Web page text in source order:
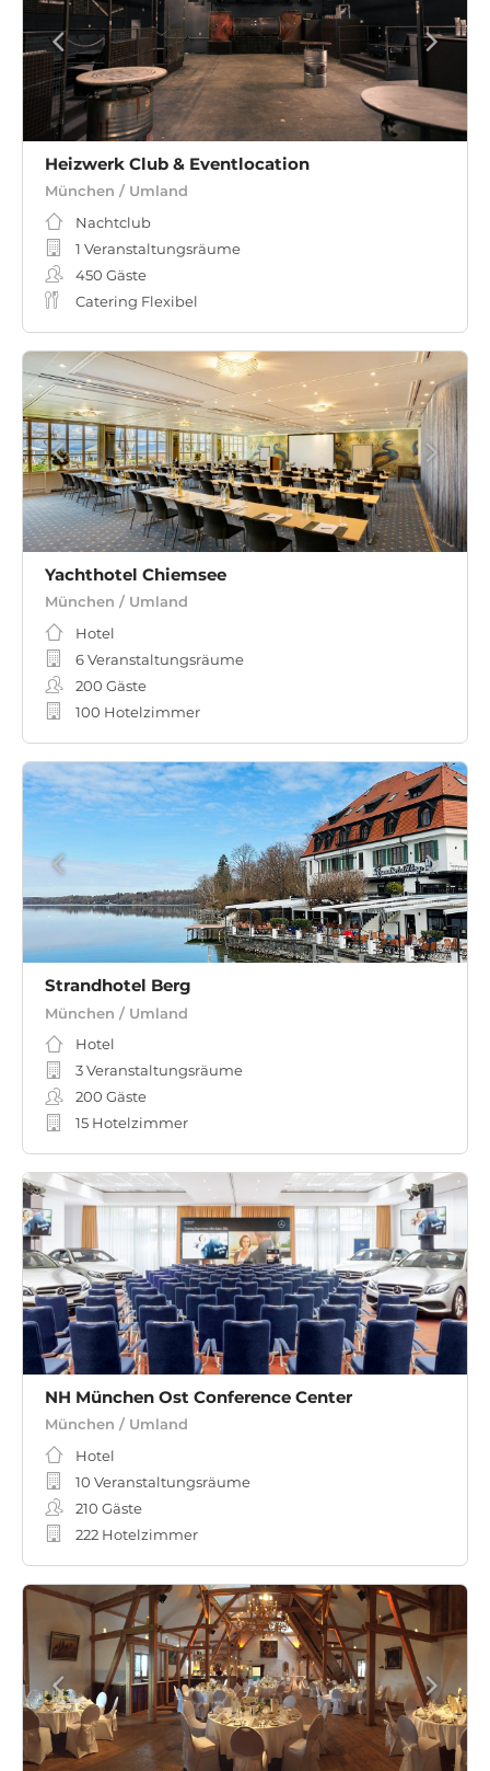
Heizwerk Club & Eventlocation
München / Umland
Nachtclub
1 Veranstaltungsräume
450 Gäste
Catering Flexibel
Yachthotel Chiemsee
München / Umland
Hotel
6 Veranstaltungsräume
200 Gäste
100 Hotelzimmer
Strandhotel Berg
München / Umland
Hotel
3 Veranstaltungsräume
200 Gäste
15 Hotelzimmer
NH München Ost Conference Center
München / Umland
Hotel
10 Veranstaltungsräume
210 Gäste
222 Hotelzimmer